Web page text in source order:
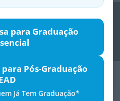
para Graduação
Pós-Graduação
Já Tem Graduação*